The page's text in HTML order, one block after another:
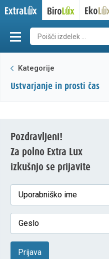
Kategorije
ustvarjanje in prosti čas
Pozdravljeni!
Za polno Extra Lux
izkušnjo se prijavite
Prijava